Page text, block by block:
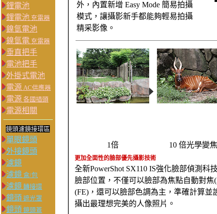
鋰電池
鋰電池 充電器
鎳氫電池
鎳氫電 充電器
垂直把手
電池把手
外掛式電池
電源 AC供應器
電源 各國插頭
電源相關
鏡頭濾鏡接環區
單眼鏡頭
外接鏡頭
濾鏡
濾鏡 盒/包
濾鏡 轉接環
鏡頭 遮光罩
鏡頭 鏡頭蓋
外，內置新增 Easy Mode 簡易拍攝
模式，讓攝影新手都能夠輕易拍攝
精采影像。
1倍 10 倍光學變焦
更加全面性的臉部優先攝影技術
全新PowerShot SX110 IS強化臉部偵測
臉部位置，不僅可以臉部為焦點自動對
(FE)，還可以臉部色調為主，準確計算並
攝出最理想完美的人像照片。